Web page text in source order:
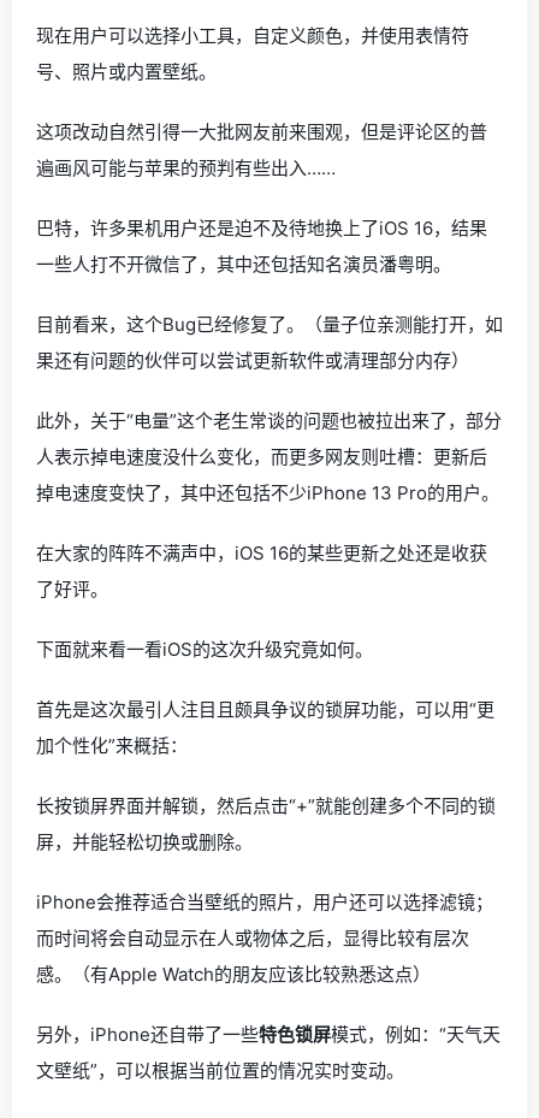
现在用户可以选择小工具，自定义颜色，并使用表情符
号、照片或内置壁纸。
这项改动自然引得一大批网友前来围观，但是评论区的普
遍画风可能与苹果的预判有些出入……
巴特，许多果机用户还是迫不及待地换上了iOS 16，结果
一些人打不开微信了，其中还包括知名演员潘粤明。
目前看来，这个Bug已经修复了。（量子位亲测能打开，如
果还有问题的伙伴可以尝试更新软件或清理部分内存）
此外，关于“电量”这个老生常谈的问题也被拉出来了，部分
人表示掉电速度没什么变化，而更多网友则吐槽：更新后
掉电速度变快了，其中还包括不少iPhone 13 Pro的用户。
在大家的阵阵不满声中，iOS 16的某些更新之处还是收获
了好评。
下面就来看一看iOS的这次升级究竟如何。
首先是这次最引人注目且颇具争议的锁屏功能，可以用“更
加个性化”来概括：
长按锁屏界面并解锁，然后点击“+”就能创建多个不同的锁
屏，并能轻松切换或删除。
iPhone会推荐适合当壁纸的照片，用户还可以选择滤镜；
而时间将会自动显示在人或物体之后，显得比较有层次
感。（有Apple Watch的朋友应该比较熟悉这点）
另外，iPhone还自带了一些特色锁屏模式，例如：“天气天
文壁纸”，可以根据当前位置的情况实时变动。